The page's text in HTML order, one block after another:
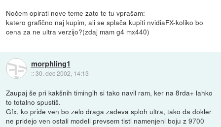
Nočem opirati nove teme zato te tu vprašam:
katero grafično naj kupim, ali se splača kupiti nvidiaFX-koliko bo
cena za ne ultra verzijo?(zdaj mam g4 mx440)
morphling1
::30. dec 2002, 14:13
Zaupaj še pri kakšnih timingih si tako navil ram, ker na 8rda+ lahko
to totalno spustiš.
Gfx, ko pride ven bo zelo draga zadeva sploh ultra, tako da dokler
ne pridejo ven ostali modeli prevsem tisti namenjeni boju z 9700